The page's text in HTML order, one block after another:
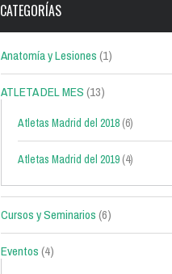
CATEGORÍAS
Anatomía y Lesiones(1)
ATLETA DEL MES(13)
Atletas Madrid del 2018 (6)
Atletas Madrid del 2019 (4)
Cursos y Seminarios(6)
Eventos(4)